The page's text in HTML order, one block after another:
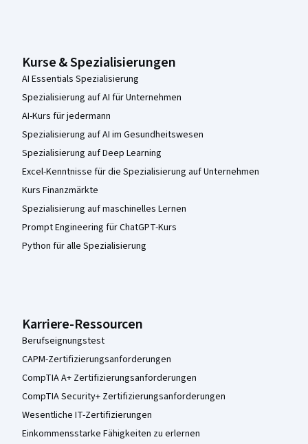
Kurse & Spezialisierungen
AI Essentials Spezialisierung
Spezialisierung auf AI für Unternehmen
AI-Kurs für jedermann
Spezialisierung auf AI im Gesundheitswesen
Spezialisierung auf Deep Learning
Excel-Kenntnisse für die Spezialisierung auf Unternehmen
Kurs Finanzmärkte
Spezialisierung auf maschinelles Lernen
Prompt Engineering für ChatGPT-Kurs
Python für alle Spezialisierung
Karriere-Ressourcen
Berufseignungstest
CAPM-Zertifizierungsanforderungen
CompTIA A+ Zertifizierungsanforderungen
CompTIA Security+ Zertifizierungsanforderungen
Wesentliche IT-Zertifizierungen
Einkommensstarke Fähigkeiten zu erlernen